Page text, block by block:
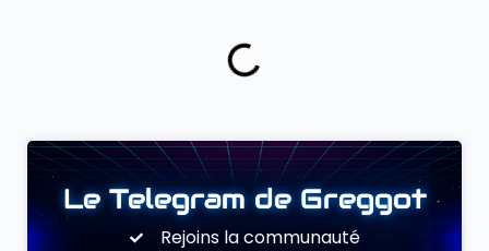
Le Telegram de Greggot
Rejoins la communauté